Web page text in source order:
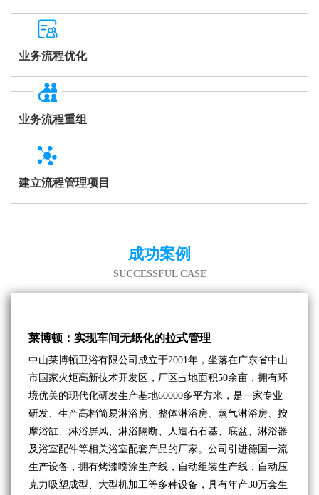
业务流程优化
业务流程重组
建立流程管理项目
成功案例
SUCCESSFUL CASE
莱博顿：实现车间无纸化的拉式管理
中山莱博顿卫浴有限公司成立于2001年，坐落在广东省中山
市国家火炬高新技术开发区，厂区占地面积50余亩，拥有环
境优美的现代化研发生产基地60000多平方米，是一家专业
研发、生产高档简易淋浴房、整体淋浴房、蒸气淋浴房、按
摩浴缸、淋浴屏风、淋浴隔断、人造石石基、底盆、淋浴器
及浴室配件等相关浴室配套产品的厂家。公司引进德国一流
生产设备，拥有烤漆喷涂生产线，自动组装生产线，自动压
克力吸塑成型、大型机加工等多种设备，具有年产30万套生